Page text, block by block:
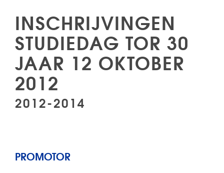
INSCHRIJVINGEN
STUDIEDAG TOR 30
JAAR 12 OKTOBER
2012
2012-2014
PROMOTOR